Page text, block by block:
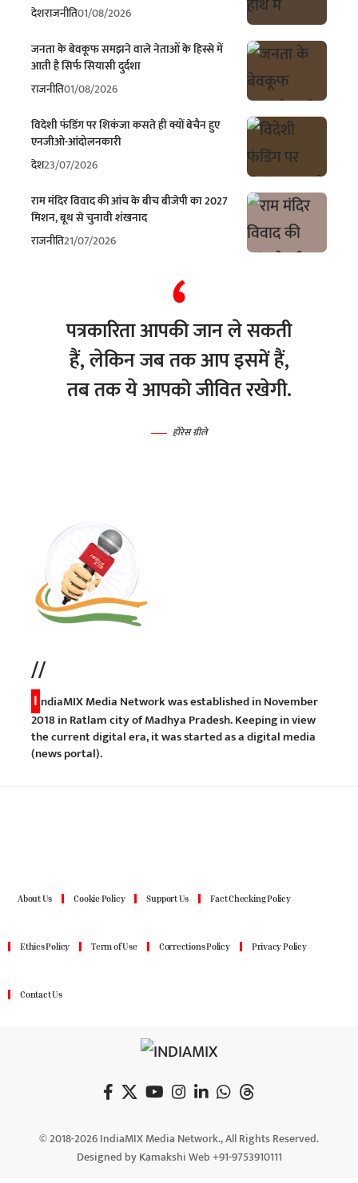
देशराजनीति01/08/2026
जनता के बेवकूफ समझने वाले नेताओं के हिस्से में
आती है सिर्फ सियासी दुर्दशा
राजनीति01/08/2026
विदेशी फंडिंग पर शिकंजा कसते ही क्यों बेचैन हुए
एनजीओ-आंदोलनकारी
देश23/07/2026
राम मंदिर विवाद की आंच के बीच बीजेपी का 2027
मिशन, बूथ से चुनावी शंखनाद
राजनीति21/07/2026
पत्रकारिता आपकी जान ले सकती
हैं, लेकिन जब तक आप इसमें हैं,
तब तक ये आपको जीवित रखेगी.
होरेस ग्रीले
//
I ndiaMIX Media Network was established in November
2018 in Ratlam city of Madhya Pradesh. Keeping in view
the current digital era, it was started as a digital media
(news portal).
About Us Cookie Policy Support Us Fact Checking Policy
Ethics Policy Term of Use Corrections Policy Privacy Policy
Contact Us
© 2018-2026 IndiaMIX Media Network., All Rights Reserved.
Designed by Kamakshi Web +91-9753910111